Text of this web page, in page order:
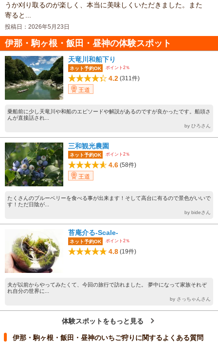
うか刈り取るのが楽しく、本当に美味しくいただきました。また
寄ると...
投稿日：2026年5月23日
伊那・駒ヶ根・飯田・昼神の体験スポット
天竜川和船下り
ネット予約OK ポイント2％
4.2 (311件)
王道
乗船前に少し天竜川や和船のエピソードや解説があるのですが良かったです。船頭さ
んが直接話され...
by ひろさん
三和観光農園
ネット予約OK ポイント2％
4.6 (58件)
王道
たくさんのブルーベリーを食べる事が出来ます！そして高台に有るので景色がいいで
す！ただ日陰が...
by bideさん
苔庵介る-Scale-
ネット予約OK ポイント2％
4.8 (19件)
夫が以前からやってみたくて、今回の旅行で訪れました。 夢中になって家族それぞ
れ自分の世界に...
by さっちゃんさん
体験スポットをもっと見る
伊那・駒ヶ根・飯田・昼神のいちご狩りに関するよくある質問